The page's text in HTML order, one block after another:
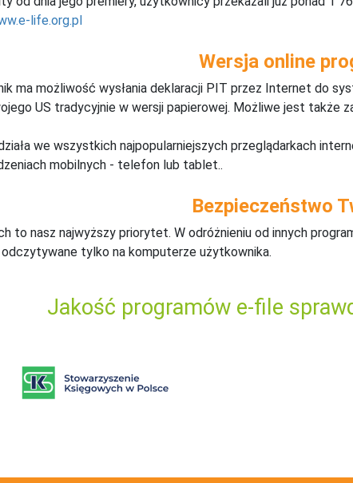
life.org.pl
Wersja online
ma możliwość wysłania deklaracji PIT przez Internet do
US tradycyjnie w wersji papierowej. Możliwe jest także
we wszystkich najpopularniejszych przeglądarkach
mobilnych - telefon lub tablet..
Bezpieczeństwo
to nasz najwyższy priorytet. W odróżnieniu od innych
odczytywane tylko na komputerze użytkownika.
Jakość programów e-file